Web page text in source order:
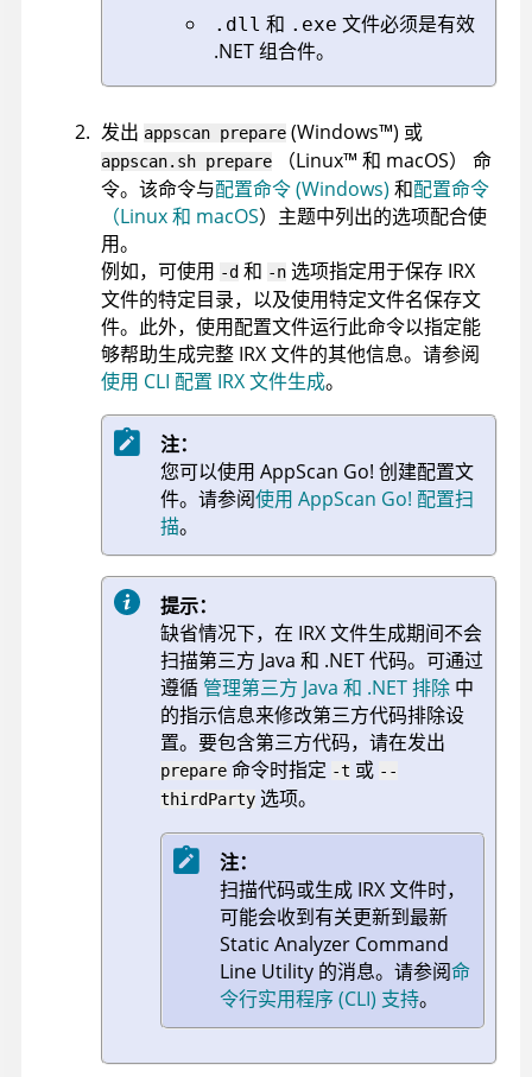
.dll 和 .exe 文件必须是有效
.NET 组合件。
发出 appscan prepare (Windows™) 或
appscan.sh prepare （Linux™ 和 macOS）
命
令。该命令与配置命令 (Windows) 和配置命令
（Linux 和 macOS）主题中列出的选项配合使
用。
例如，可使用 -d 和 -n 选项指定用于保存 IRX
文件的特定目录，以及使用特定文件名保存文
件。此外，使用配置文件运行此命令以指定能
够帮助生成完整 IRX文件的其他信息。请参阅
使用 CLI 配置 IRX 文件生成。
注：
您可以使用 AppScan Go! 创建配置文
件。请参阅使用 AppScan Go! 配置扫
描。
提示：
缺省情况下，在 IRX文件生成期间不会
扫描第三方 Java 和 .NET 代码。可通过
遵循 管理第三方 Java 和 .NET 排除 中
的指示信息来修改第三方代码排除设
置。要包含第三方代码，请在发出
prepare 命令时指定 -t 或 --
thirdParty 选项。
注：
扫描代码或生成 IRX文件时，
可能会收到有关更新到最新
Static Analyzer Command
Line Utility 的消息。 请参阅命
令行实用程序 (CLI) 支持。